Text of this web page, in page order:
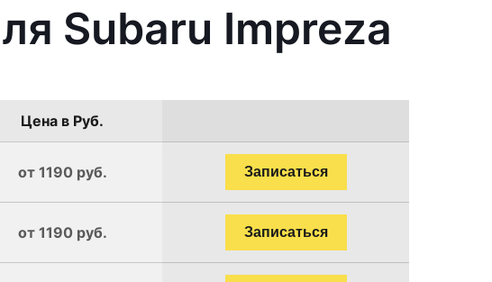
Subaru Impreza
Цена в Руб.
от 1190 руб. Записаться
от 1190 руб. Записаться